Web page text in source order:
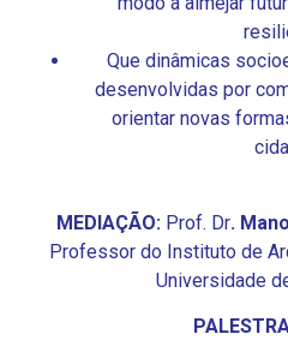
Que dinâmicas
desenvolvidas por
orientar novas
MEDIAÇÃO: Prof. Dr.
Professor do Instituto de
Universidade